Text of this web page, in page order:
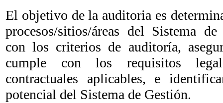
El objetivo de la auditoria es
procesos/sitios/áreas del Sistema
con los criterios de auditoría,
cumple con los requisitos
contractuales aplicables, e
potencial del Sistema de Gestión.